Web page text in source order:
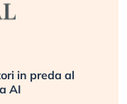
in preda al
AI